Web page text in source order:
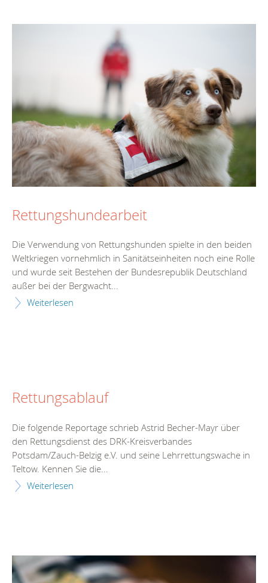
Rettungshundearbeit
Die Verwendung von Rettungshunden spielte in den beiden
Weltkriegen vornehmlich in Sanitätseinheiten noch eine Rolle
und wurde seit Bestehen der Bundesrepublik Deutschland
außer bei der Bergwacht...
Weiterlesen
Rettungsablauf
Die folgende Reportage schrieb Astrid Becher-Mayr über
den Rettungsdienst des DRK-Kreisverbandes
Potsdam/Zauch-Belzig e.V. und seine Lehrrettungswache in
Teltow. Kennen Sie die...
Weiterlesen